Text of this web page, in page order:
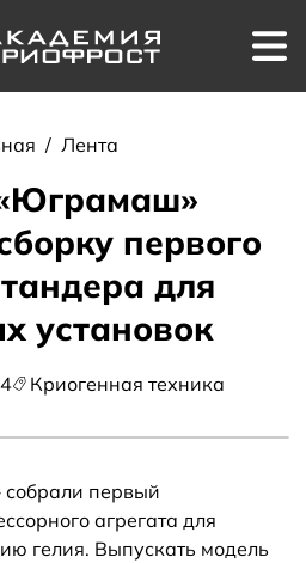
/ Лента
первого
для
установок
Криогенная техника
первый
агрегата для
гелия. Выпускать модель